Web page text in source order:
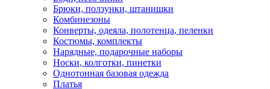
Брюки, ползунки, штанишки
Комбинезоны
Конверты, одеяла, полотенца, пеленки
Костюмы, комплекты
Нарядные, подарочные наборы
Носки, колготки, пинетки
Однотонная базовая одежда
Платья